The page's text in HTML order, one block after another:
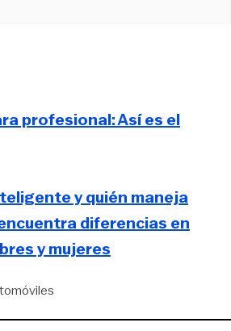
profesional: Así es el
y quién maneja
diferencias en
y mujeres